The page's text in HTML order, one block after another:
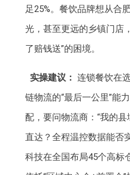
足25%。餐饮品牌想从合
光，甚至更远的乡镇门店
了赔钱送”的困境。
实操建议： 连锁餐饮在
链物流的“最后一公里”能
配，要问物流商：“我的
直达？全程温控数据能否
科技在全国布局45个高标